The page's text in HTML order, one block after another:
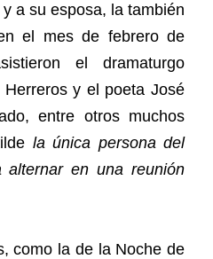
a su esposa, la también
el mes de febrero de
el dramaturgo
y el poeta José
entre otros muchos
la única persona del
en una reunión
como la de la Noche de